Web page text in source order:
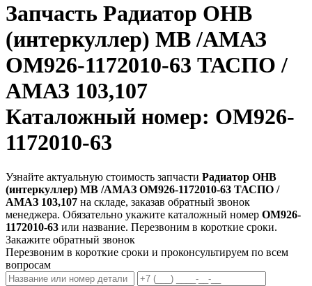
Запчасть Радиатор ОНВ
(интеркуллер) MB /АМАЗ
ОМ926-1172010-63 ТАСПО /
АМАЗ 103,107
Каталожный номер: ОМ926-
1172010-63
Узнайте актуальную стоимость запчасти Радиатор ОНВ
(интеркуллер) MB /АМАЗ ОМ926-1172010-63 ТАСПО /
АМАЗ 103,107 на складе, заказав обратный звонок
менеджера. Обязательно укажите каталожный номер ОМ926-
1172010-63 или название. Перезвоним в короткие сроки.
Закажите обратный звонок
Перезвоним в короткие сроки и проконсультируем по всем
вопросам